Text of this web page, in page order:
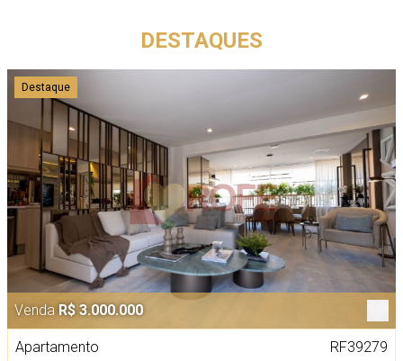
DESTAQUES
Destaque
Venda R$ 3.000.000
Apartamento
RF39279